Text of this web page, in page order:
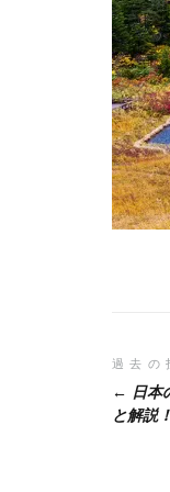
投
稿
過去の
日本
と解説！